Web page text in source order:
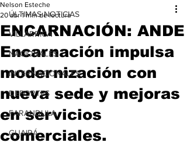
ÚLTIMAS NOTICIAS
VILLARRICA
NACIONALES
INTERNACIONALES
DEPORTES
FARANDULA
GUAIRÁ
ENCARNACIÓN: ANDE
Encarnación impulsa
modernización con
nueva sede y mejoras
en servicios
comerciales.
Nelson Esteche
20 abr 1 min de lectura